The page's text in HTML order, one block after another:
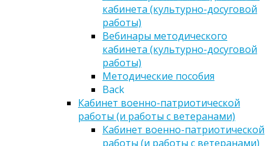
кабинета (культурно-досуговой
работы)
Вебинары методического
кабинета (культурно-досуговой
работы)
Методические пособия
Back
Кабинет военно-патриотической
работы (и работы с ветеранами)
Кабинет военно-патриотической
работы (и работы с ветеранами)